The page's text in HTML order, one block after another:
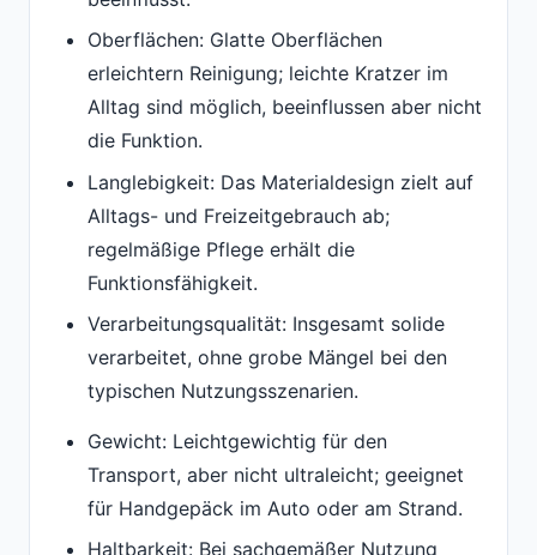
Oberflächen: Glatte Oberflächen
erleichtern Reinigung; leichte Kratzer im
Alltag sind möglich, beeinflussen aber nicht
die Funktion.
Langlebigkeit: Das Materialdesign zielt auf
Alltags- und Freizeitgebrauch ab;
regelmäßige Pflege erhält die
Funktionsfähigkeit.
Verarbeitungsqualität: Insgesamt solide
verarbeitet, ohne grobe Mängel bei den
typischen Nutzungsszenarien.
Gewicht: Leichtgewichtig für den
Transport, aber nicht ultraleicht; geeignet
für Handgepäck im Auto oder am Strand.
Haltbarkeit: Bei sachgemäßer Nutzung